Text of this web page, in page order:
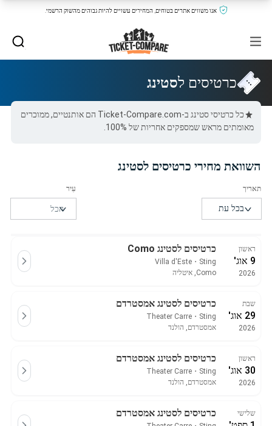
אנו משווים אתרים בטוחים, המחירים עשויים להיות גבוהים מהשוק הרשמי.
כרטיסים לסטינג
כל כרטיסי סטינג ב-Ticket-Compare.com הם אותנטיים, ממוכרים
מאומתים מראש שמספקים אחריות של 100%.
השוואת מחירי כרטיסים לסטינג
ראשון
9 אוג'
2026
כרטיסים לסטינג Como
Sting
・
Villa d'Este
Como, איטליה
שבת
29 אוג'
2026
כרטיסים לסטינג אמסטרדם
Sting
・
Theater Carre
אמסטרדם, הולנד
ראשון
30 אוג'
2026
כרטיסים לסטינג אמסטרדם
Sting
・
Theater Carre
אמסטרדם, הולנד
שלישי כרטיסים לסטינג אמסטרדם